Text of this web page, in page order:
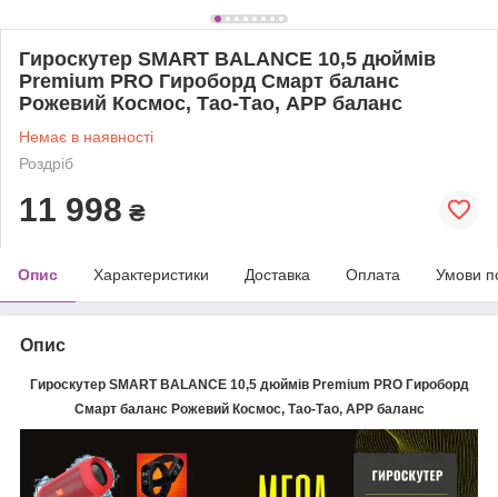
Гироскутер SMART BALANCE 10,5 дюймів
Premium PRO Гироборд Смарт баланс
Рожевий Космос, Тао-Тао, APP баланс
Немає в наявності
Роздріб
11 998 ₴
Опис Характеристики Доставка Оплата Умови
Опис
Гироскутер SMART BALANCE 10,5 дюймів Premium PRO Гироборд
Смарт баланс Рожевий Космос, Тао-Тао, APP баланс